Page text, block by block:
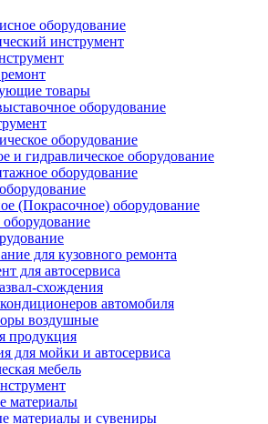
оборудование
инструмент
товары
оборудование
оборудование
и гидравлическое оборудование
оборудование
(Покрасочное) оборудование
для кузовного ремонта
для автосервиса
схождения
автомобиля
воздушные
продукция
для мойки и автосервиса
мебель
материалы
материалы и сувениры